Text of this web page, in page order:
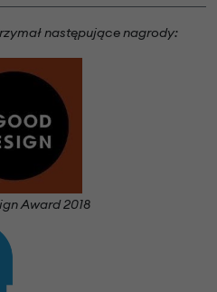
następujące nagrody:
Award 2018